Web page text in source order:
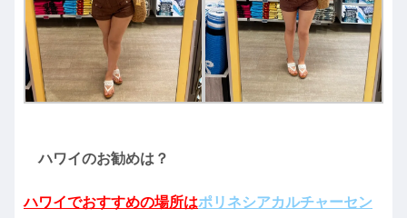
ハワイのお勧めは？
ハワイでおすすめの場所はポリネシアカルチャーセン